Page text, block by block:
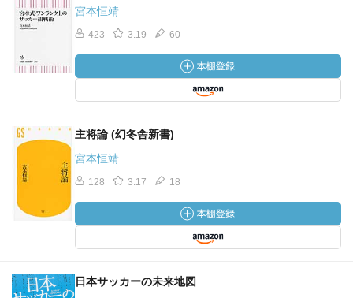
宮本恒靖
423 3.19 60
主将論 (幻冬舎新書)
宮本恒靖
128 3.17 18
日本サッカーの未来地図